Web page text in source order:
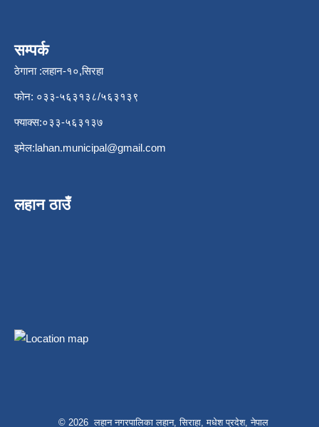
सम्पर्क
ठेगाना :लहान-१०,सिरहा
फोन: ०३३-५६३१३८/५६३१३९
फ्याक्स:०३३-५६३१३७
इमेल:lahan.municipal@gmail.com
लहान ठाउँ
© 2026 लहान नगरपालिका लहान, सिराहा, मधेश प्रदेश, नेपाल